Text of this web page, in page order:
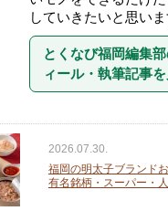
していきたいと思いま
とくなび福岡編集
ィール・執筆記事
2026.07.30.
福岡の明太子ブランド
有名銘柄・スーパー・